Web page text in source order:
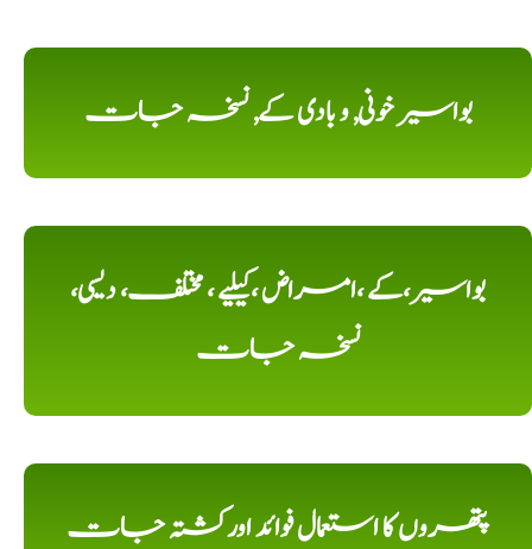
بواسیر خونی, و بادی کے, نسخہ جات
بواسیر،کے ،امراض ،کیلیے ، مختلف، دیسی،
نسخہ جات
پتھروں کا استعمال فوائد اورکشتہ جات